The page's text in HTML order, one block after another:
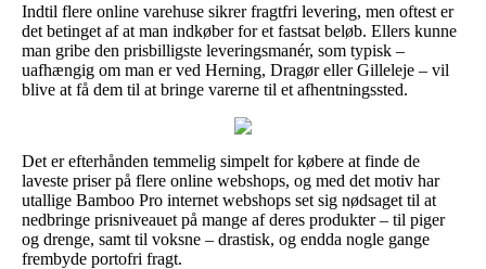
Indtil flere online varehuse sikrer fragtfri levering, men oftest er
det betinget af at man indkøber for et fastsat beløb. Ellers kunne
man gribe den prisbilligste leveringsmanér, som typisk –
uafhængig om man er ved Herning, Dragør eller Gilleleje – vil
blive at få dem til at bringe varerne til et afhentningssted.
Det er efterhånden temmelig simpelt for købere at finde de
laveste priser på flere online webshops, og med det motiv har
utallige Bamboo Pro internet webshops set sig nødsaget til at
nedbringe prisniveauet på mange af deres produkter – til piger
og drenge, samt til voksne – drastisk, og endda nogle gange
frembyde portofri fragt.